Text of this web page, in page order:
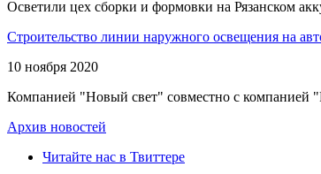
Осветили цех сборки и формовки на Рязанском
Строительство линии наружного освещения на
10 ноября 2020
Компанией "Новый свет" совместно с компанией
Архив новостей
Читайте нас в Твиттере